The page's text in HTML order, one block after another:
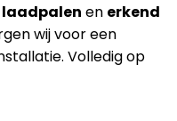
en erkend
wij voor een
Volledig op